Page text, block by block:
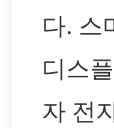
다. 스
디스
자 전